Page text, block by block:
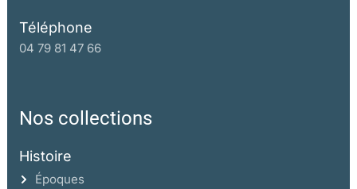
Téléphone
04 79 81 47 66
Nos collections
Histoire
Époques